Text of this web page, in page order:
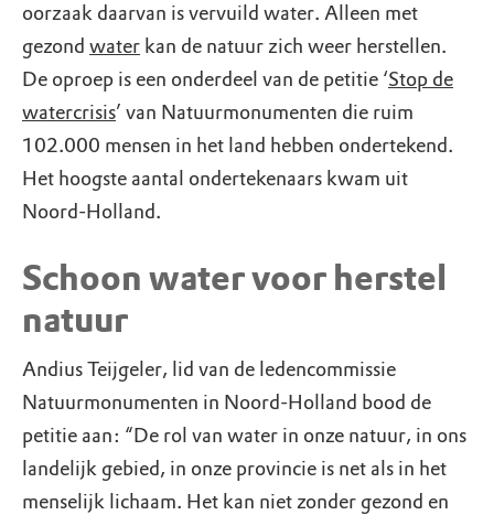
oorzaak daarvan is vervuild water. Alleen met
gezond water kan de natuur zich weer herstellen.
De oproep is een onderdeel van de petitie ‘Stop de
watercrisis’ van Natuurmonumenten die ruim
102.000 mensen in het land hebben ondertekend.
Het hoogste aantal ondertekenaars kwam uit
Noord-Holland.
Schoon water voor herstel
natuur
Andius Teijgeler, lid van de ledencommissie
Natuurmonumenten in Noord-Holland bood de
petitie aan: “De rol van water in onze natuur, in ons
landelijk gebied, in onze provincie is net als in het
menselijk lichaam. Het kan niet zonder gezond en